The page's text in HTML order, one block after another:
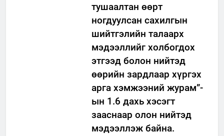
тушаалтан өөрт
ногдуулсан сахилгын
шийтгэлийн талаарх
мэдээллийг холбогдох
этгээд болон нийтэд
өөрийн зардлаар хүргэх
арга хэмжээний журам”-
ын 1.6 дахь хэсэгт
зааснаар олон нийтэд
мэдээллэж байна.